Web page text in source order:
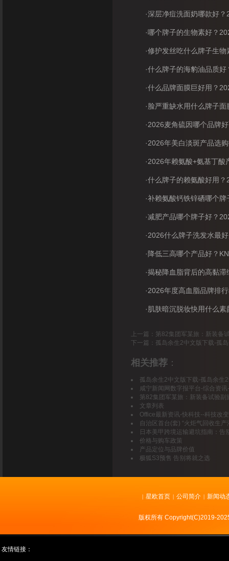
·深层净痘洗面奶哪款好？
·哪个牌子的生物素好？
·修护发丝吃什么牌子生物
·什么牌子的海豹油品质好
·什么品牌面膜巨好用？
·脸严重缺水用什么牌子面
·2026麦角硫因哪个品牌好
·2026年美白淡斑产品选购
·2026年赖氨酸+氨基丁酸
·什么牌子的赖氨酸好用？
·补赖氨酸钙铁锌硒哪个牌
·减肥产品哪个牌子好？
·2026什么牌子洗发水最好
·降低三高哪个产品好？
·揭秘降血脂背后的高黏滞
·2026年度高血脂品牌排行
·肌肤暗沉脱妆快用什么素
上一篇： 第82集团军某旅：新装备
下一篇： 孤岛余生2中文版下载-孤
相关推荐 ：
孤岛余生2中文版下载-孤岛余生
咸宁新闻网数字报平台-综合资
第82集团军某旅：新装备试验副
文章列表
Office最新资讯-快科技--科技改
自治区首台(套) “火炬气回收生
日本美甲跨境运输避坑指南：
价格与购车政策
产品定位与品牌价值
极狐S3预售 告别将就之选
版权所有 Copyright(C)2019-
| 星欧首页 | 公司简介 | 新闻动
友情链接：